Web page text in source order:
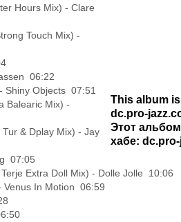
This album
dc.pro-
Этот
хабе:
Hours Mix) - Clare
Touch Mix) -
06:22
Shiny Objects 07:51
Balearic Mix) -
& Dplay Mix) - Jay
07:05
Extra Doll Mix) - Dolle Jolle 10:06
Venus In Motion 06:59